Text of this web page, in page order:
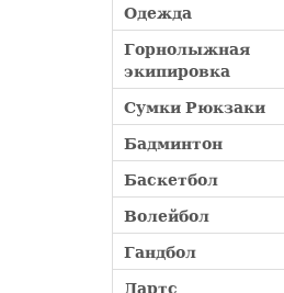
Одежда
Горнолыжная
экипировка
Сумки Рюкзаки
Бадминтон
Баскетбол
Волейбол
Гандбол
Дартс